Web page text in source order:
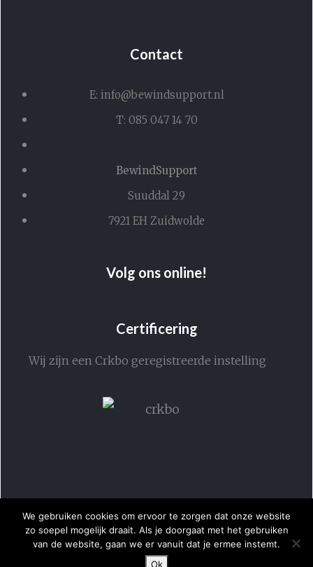
Contact
E: info@bewindsupport.nl
T: 085 047 14 70
BewindSupport
Suuddal 29
7921 EH Zuidwolde
Volg ons online!
Certificering
Wij zijn een Crkbo geregistreerde instelling
We gebruiken cookies om ervoor te zorgen dat onze website
zo soepel mogelijk draait. Als je doorgaat met het gebruiken
van de website, gaan we er vanuit dat je ermee instemt.
Ok